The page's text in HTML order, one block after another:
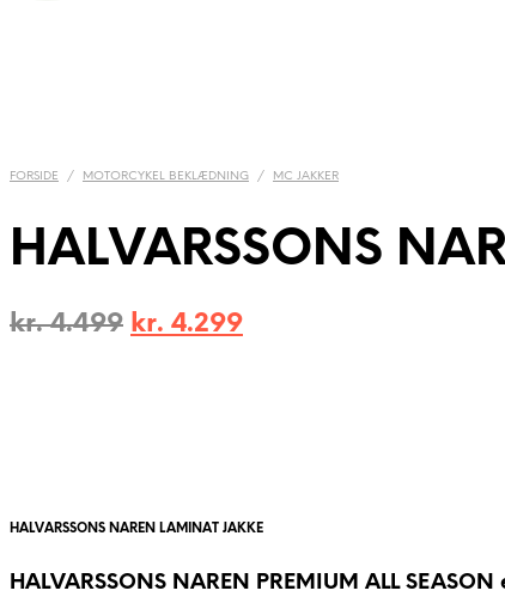
FORSIDE / MOTORCYKEL BEKLÆDNING / MC JAKKER
HALVARSSONS
kr.4.499 Den
kr. 4.299Den
HALVARSSONS NAREN LAMINAT JAKKE
HALVARSSONS NAREN PREMIUM ALL